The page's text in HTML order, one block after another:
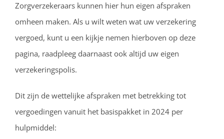
Zorgverzekeraars kunnen hier hun eigen afspraken
omheen maken. Als u wilt weten wat uw verzekering
vergoed, kunt u een kijkje nemen hierboven op deze
pagina, raadpleeg daarnaast ook altijd uw eigen
verzekeringspolis.
Dit zijn de wettelijke afspraken met betrekking tot
vergoedingen vanuit het basispakket in 2024 per
hulpmiddel: